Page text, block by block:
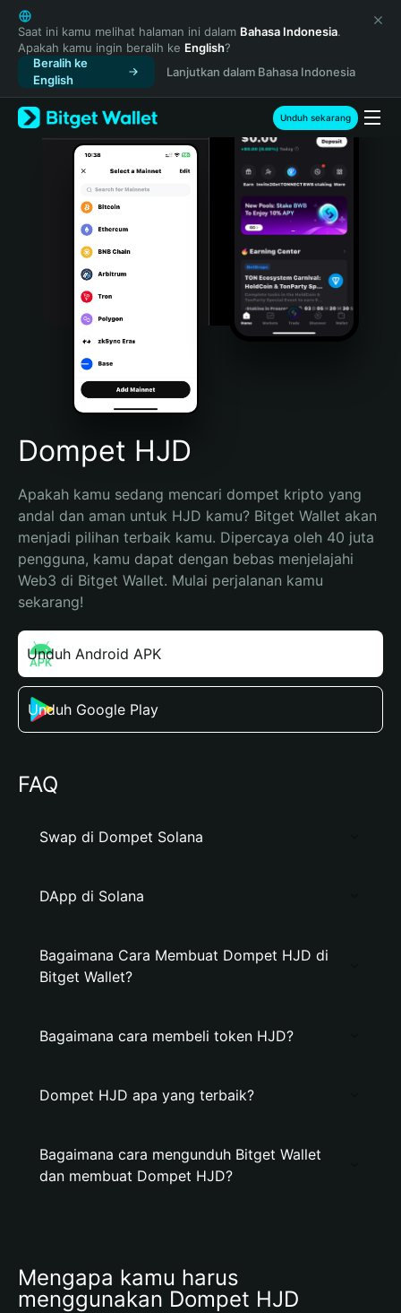
English
日本語
Tiếng Việt
Русский
Español (Latinoamérica)
Türkçe
Italiano
Português (Portugal)
Bahasa Indonesia
Português (Brasil)
Español (Argentina)
Saat ini kamu melihat halaman ini dalam Bahasa Indonesia.
Apakah kamu ingin beralih ke English?
Beralih ke
English
Lanjutkan dalam Bahasa Indonesia
Unduh sekarang
Dompet HJD
Apakah kamu sedang mencari dompet kripto yang
andal dan aman untuk HJD kamu? Bitget Wallet akan
menjadi pilihan terbaik kamu. Dipercaya oleh 40 juta
pengguna, kamu dapat dengan bebas menjelajahi
Web3 di Bitget Wallet. Mulai perjalanan kamu
sekarang!
Unduh Android APK
Unduh Google Play
FAQ
Swap di Dompet Solana
DApp di Solana
Bagaimana Cara Membuat Dompet HJD di
Bitget Wallet?
Bagaimana cara membeli token HJD?
Dompet HJD apa yang terbaik?
Bagaimana cara mengunduh Bitget Wallet
dan membuat Dompet HJD?
Mengapa kamu harus
menggunakan Dompet HJD